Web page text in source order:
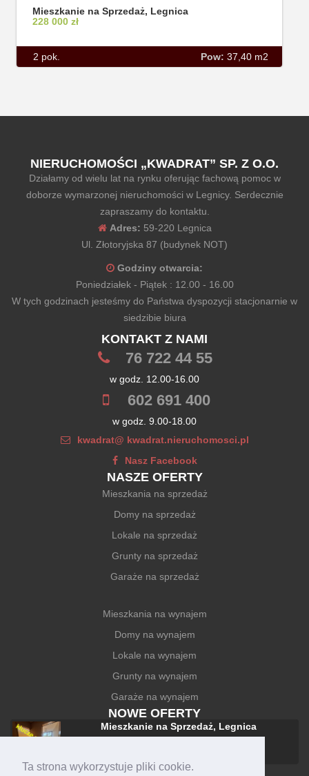
Ta strona wykorzystuje pliki cookie.
Mieszkanie na Sprzedaż, Legnica
228 000 zł
2 pok. Pow: 37,40 m2
NIERUCHOMOŚCI „KWADRAT” SP. Z O.O.
Działamy od wielu lat na rynku oferując fachową pomoc w
doborze wymarzonej nieruchomości w Legnicy. Serdecznie
zapraszamy do kontaktu.
Adres: 59-220 Legnica
Ul. Złotoryjska 87 (budynek NOT)
Godziny otwarcia:
Poniedziałek - Piątek : 12.00 - 16.00
W tych godzinach jesteśmy do Państwa dyspozycji stacjonarnie w
siedzibie biura
KONTAKT Z NAMI
76 722 44 55
w godz. 12.00-16.00
602 691 400
w godz. 9.00-18.00
kwadrat@ kwadrat.nieruchomosci.pl
Nasz Facebook
NASZE OFERTY
Mieszkania na sprzedaż
Domy na sprzedaż
Lokale na sprzedaż
Grunty na sprzedaż
Garaże na sprzedaż
Mieszkania na wynajem
Domy na wynajem
Lokale na wynajem
Grunty na wynajem
Garaże na wynajem
NOWE OFERTY
Mieszkanie na Sprzedaż, Legnica